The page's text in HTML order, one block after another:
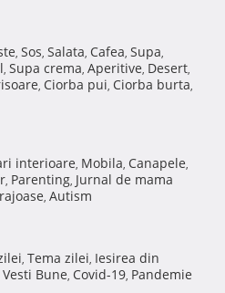
, Sos, Salata, Cafea, Supa,
, Supa crema, Aperitive, Desert,
, Ciorba pui, Ciorba burta,
interioare, Mobila, Canapele,
, Parenting, Jurnal de mama
, Autism
, Tema zilei, Iesirea din
Vesti Bune, Covid-19, Pandemie